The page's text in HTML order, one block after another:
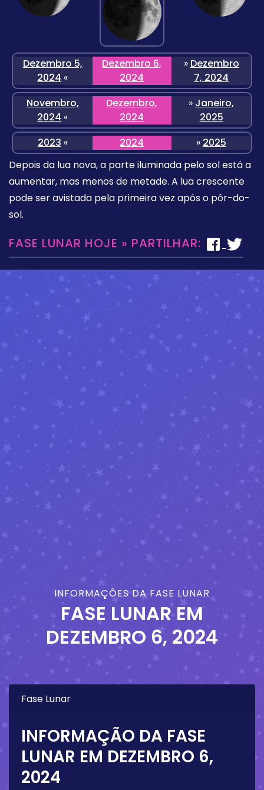
Dezembro 5,
2024 «
Dezembro 6,
2024
» Dezembro
7, 2024
Novembro,
2024 «
Dezembro,
2024
» Janeiro,
2025
2023 « 2024 » 2025
Depois da lua nova, a parte iluminada pelo sol está a
aumentar, mas menos de metade. A lua crescente
pode ser avistada pela primeira vez após o pôr-do-
sol.
FASE LUNAR HOJE » PARTILHAR:
INFORMAÇÕES DA FASE LUNAR
FASE LUNAR EM
DEZEMBRO 6, 2024
Fase Lunar
INFORMAÇÃO DA FASE
LUNAR EM DEZEMBRO 6,
2024